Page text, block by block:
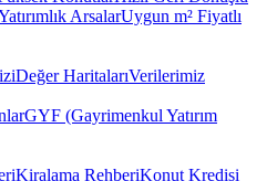
ArsalarUygun m² Fiyatlı
Değer HaritalarıVerilerimiz
GYF (Gayrimenkul Yatırım
Kiralama RehberiKonut Kredisi